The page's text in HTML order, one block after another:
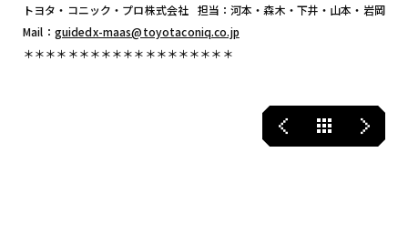
トヨタ・コニック・プロ株式会社 担当：河本・森木・下井・山本・岩岡
Mail： guidedx-maas@toyotaconiq.co.jp
＊＊＊＊＊＊＊＊＊＊＊＊＊＊＊＊＊＊＊